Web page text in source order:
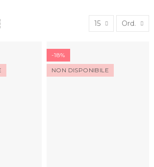
15 Ord.
-18%
NON DISPONIBILE